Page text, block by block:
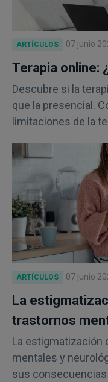
ARTÍCULOS 07 junio
Terapia online:
Descubre si la
que la presencial.
limitaciones de la
ARTÍCULOS 07 junio
La
trastornos
La estigmatización
mentales y
sus